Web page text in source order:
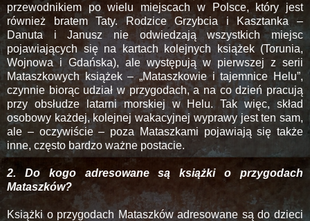
przewodnikiem po wielu miejscach w Polsce, który jest
również bratem Taty. Rodzice Grzybcia i Kasztanka –
Danuta i Janusz nie odwiedzają wszystkich miejsc
pojawiających się na kartach kolejnych książek (Torunia,
Wojnowa i Gdańska), ale występują w pierwszej z serii
Mataszkowych książek – „Mataszkowie i tajemnice Helu”,
czynnie biorąc udział w przygodach, a na co dzień pracują
przy obsłudze latarni morskiej w Helu. Tak więc, skład
osobowy każdej, kolejnej wakacyjnej wyprawy jest ten sam,
ale – oczywiście – poza Mataszkami pojawiają się także
inne, często bardzo ważne postacie.
2. Do kogo adresowane są książki o przygodach
Mataszków?
Książki o przygodach Mataszków adresowane są do dzieci